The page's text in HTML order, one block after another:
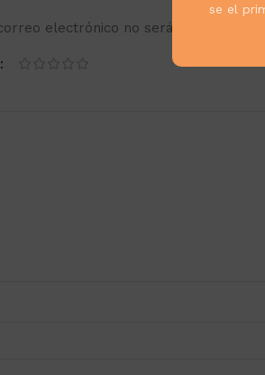
se el
electrónico no será publicada.